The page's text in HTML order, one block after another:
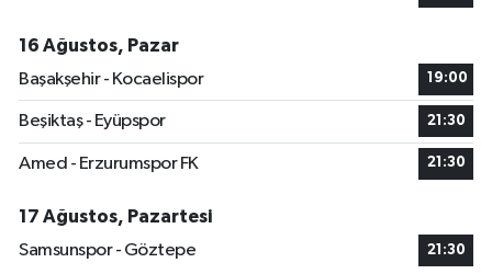
16 Ağustos, Pazar
Başakşehir - Kocaelispor
19:00
Beşiktaş - Eyüpspor 21:30
Amed - Erzurumspor FK 21:30
17 Ağustos, Pazartesi
Samsunspor - Göztepe
21:30